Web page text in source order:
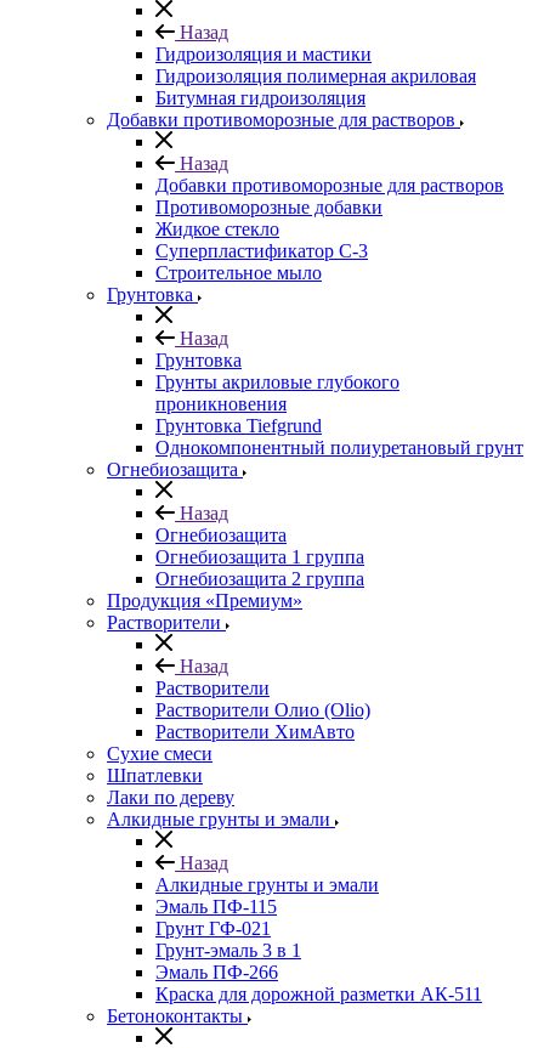
Назад
Гидроизоляция и мастики
Гидроизоляция полимерная акриловая
Битумная гидроизоляция
Добавки противоморозные для растворов
Назад
Добавки противоморозные для растворов
Противоморозные добавки
Жидкое стекло
Суперпластификатор С-3
Строительное мыло
Грунтовка
Назад
Грунтовка
Грунты акриловые глубокого
проникновения
Грунтовка Tiefgrund
Однокомпонентный полиуретановый грунт
Огнебиозащита
Назад
Огнебиозащита
Огнебиозащита 1 группа
Огнебиозащита 2 группа
Продукция «Премиум»
Растворители
Назад
Растворители
Растворители Олио (Olio)
Растворители ХимАвто
Сухие смеси
Шпатлевки
Лаки по дереву
Алкидные грунты и эмали
Назад
Алкидные грунты и эмали
Эмаль ПФ-115
Грунт ГФ-021
Грунт-эмаль 3 в 1
Эмаль ПФ-266
Краска для дорожной разметки АК-511
Бетоноконтакты